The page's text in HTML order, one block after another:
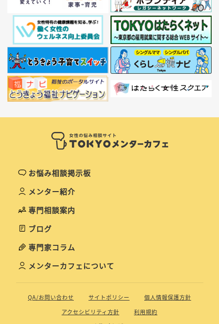
お悩み相談掲示板
メンター紹介
専門相談案内
ブログ
専門家コラム
メンターカフェについて
QA/お問い合わせ サイトポリシー
個人情報保護方針
アクセシビリティ方針
利用規約